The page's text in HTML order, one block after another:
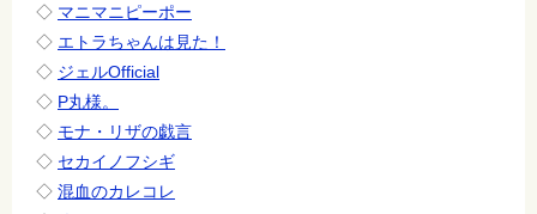
◇ マニマニピーポー
◇ エトラちゃんは見た！
◇ ジェルOfficial
◇ P丸様。
◇ モナ・リザの戯言
◇ セカイノフシギ
◇ 混血のカレコレ